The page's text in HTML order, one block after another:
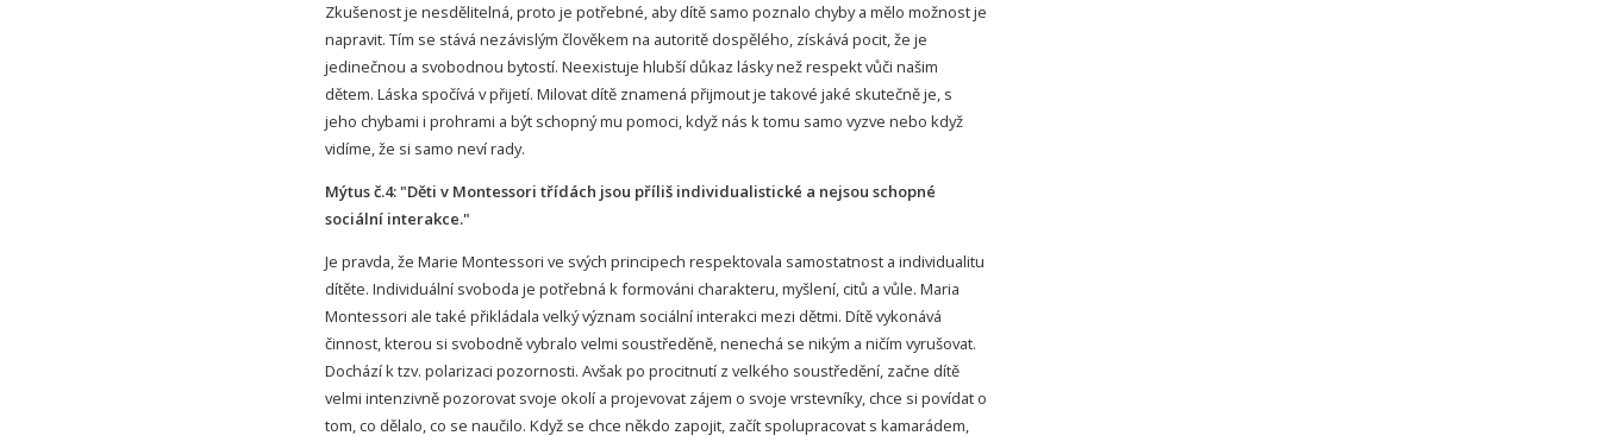
Zkušenost je nesdělitelná, proto je potřebné, aby dítě samo poznalo chyby a mělo možnost je
napravit. Tím se stává nezávislým člověkem na autoritě dospělého, získává pocit, že je
jedinečnou a svobodnou bytostí. Neexistuje hlubší důkaz lásky než respekt vůči našim
dětem. Láska spočívá v přijetí. Milovat dítě znamená přijmout je takové jaké skutečně je, s
jeho chybami i prohrami a být schopný mu pomoci, když nás k tomu samo vyzve nebo když
vidíme, že si samo neví rady.
Mýtus č.4: "Děti v Montessori třídách jsou příliš individualistické a nejsou schopné
sociální interakce."
Je pravda, že Marie Montessori ve svých principech respektovala samostatnost a individualitu
dítěte. Individuální svoboda je potřebná k formováni charakteru, myšlení, citů a vůle. Maria
Montessori ale také přikládala velký význam sociální interakci mezi dětmi. Dítě vykonává
činnost, kterou si svobodně vybralo velmi soustředěně, nenechá se nikým a ničím vyrušovat.
Dochází k tzv. polarizaci pozornosti. Avšak po procitnutí z velkého soustředění, začne dítě
velmi intenzivně pozorovat svoje okolí a projevovat zájem o svoje vrstevníky, chce si povídat o
tom, co dělalo, co se naučilo. Když se chce někdo zapojit, začít spolupracovat s kamarádem,